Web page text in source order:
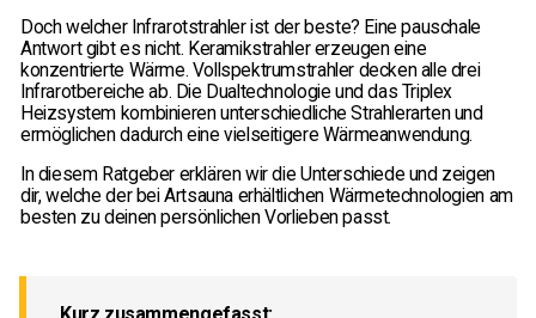
Doch welcher Infrarotstrahler ist der beste? Eine pauschale
Antwort gibt es nicht. Keramikstrahler erzeugen eine
konzentrierte Wärme. Vollspektrumstrahler decken alle drei
Infrarotbereiche ab. Die Dualtechnologie und das Triplex
Heizsystem kombinieren unterschiedliche Strahlerarten und
ermöglichen dadurch eine vielseitigere Wärmeanwendung.
In diesem Ratgeber erklären wir die Unterschiede und zeigen
dir, welche der bei Artsauna erhältlichen Wärmetechnologien am
besten zu deinen persönlichen Vorlieben passt.
Kurz zusammengefasst: